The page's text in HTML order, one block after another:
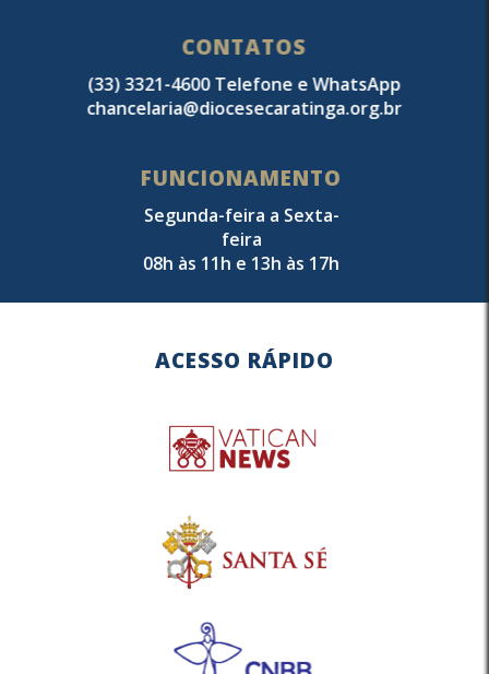
CONTATOS
(33) 3321-4600 Telefone e WhatsApp
chancelaria@diocesecaratinga.org.br
FUNCIONAMENTO
Segunda-feira a Sexta-
feira
08h às 11h e 13h às 17h
ACESSO RÁPIDO